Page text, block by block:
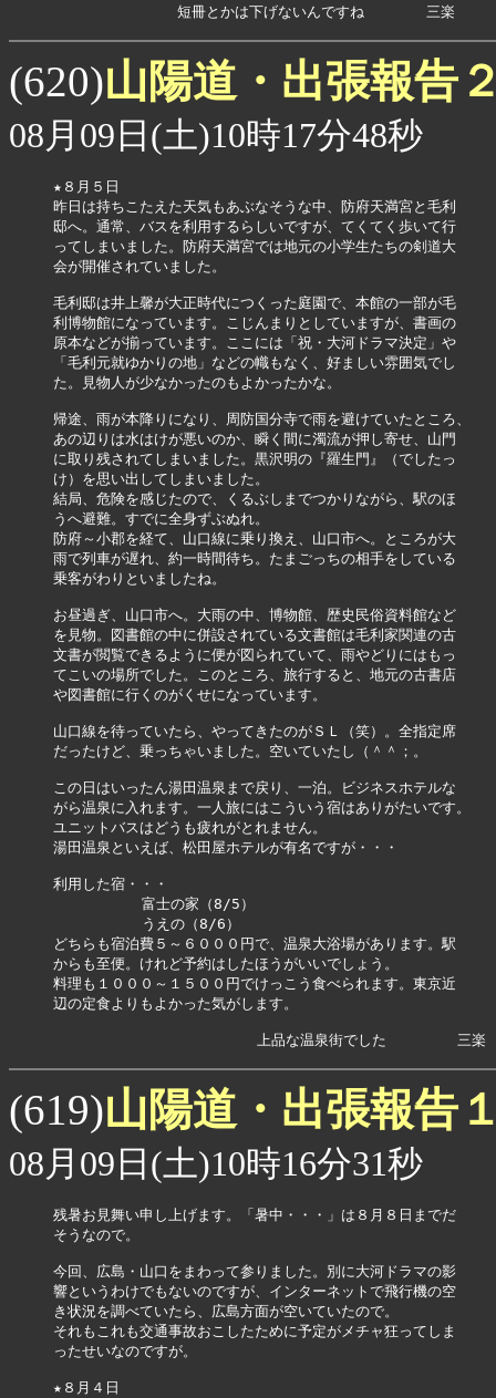
              短冊とかは下げないんですね       三楽
(620)山陽道・出張報告
08月09日(土)10時17分48秒
★８月５日
昨日は持ちこたえた天気もあぶなそうな中、防府天満宮と毛利
邸へ。通常、バスを利用するらしいですが、てくてく歩いて行
ってしまいました。防府天満宮では地元の小学生たちの剣道大
会が開催されていました。
毛利邸は井上馨が大正時代につくった庭園で、本館の一部が毛
利博物館になっています。こじんまりとしていますが、書画の
原本などが揃っています。ここには「祝・大河ドラマ決定」や
「毛利元就ゆかりの地」などの幟もなく、好ましい雰囲気でし
た。見物人が少なかったのもよかったかな。
帰途、雨が本降りになり、周防国分寺で雨を避けていたところ、
あの辺りは水はけが悪いのか、瞬く間に濁流が押し寄せ、山門
に取り残されてしまいました。黒沢明の『羅生門』（でしたっ
け）を思い出してしまいました。
結局、危険を感じたので、くるぶしまでつかりながら、駅のほ
うへ避難。すでに全身ずぶぬれ。
防府～小郡を経て、山口線に乗り換え、山口市へ。ところが大
雨で列車が遅れ、約一時間待ち。たまごっちの相手をしている
乗客がわりといましたね。
お昼過ぎ、山口市へ。大雨の中、博物館、歴史民俗資料館など
を見物。図書館の中に併設されている文書館は毛利家関連の古
文書が閲覧できるように便が図られていて、雨やどりにはもっ
てこいの場所でした。このところ、旅行すると、地元の古書店
や図書館に行くのがくせになっています。
山口線を待っていたら、やってきたのがＳＬ（笑）。全指定席
だったけど、乗っちゃいました。空いていたし（＾＾；。
この日はいったん湯田温泉まで戻り、一泊。ビジネスホテルな
がら温泉に入れます。一人旅にはこういう宿はありがたいです。
ユニットバスはどうも疲れがとれません。
湯田温泉といえば、松田屋ホテルが有名ですが・・・
利用した宿・・・
          富士の家（8/5）
          うえの（8/6）
どちらも宿泊費５～６０００円で、温泉大浴場があります。駅
からも至便。けれど予約はしたほうがいいでしょう。
料理も１０００～１５００円でけっこう食べられます。東京近
辺の定食よりもよかった気がします。
(619)山陽道・出張報告
08月09日(土)10時16分31秒
残暑お見舞い申し上げます。「暑中・・・」は８月８日までだ
そうなので。
今回、広島・山口をまわって参りました。別に大河ドラマの影
響というわけでもないのですが、インターネットで飛行機の空
き状況を調べていたら、広島方面が空いていたので。
それもこれも交通事故おこしたために予定がメチャ狂ってしま
ったせいなのですが。
★８月４日